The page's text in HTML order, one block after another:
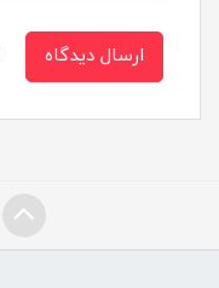
ارسال دیدگاه